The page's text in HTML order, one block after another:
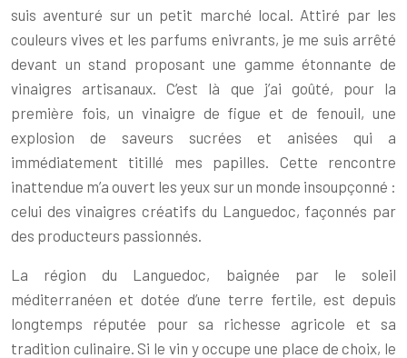
suis aventuré sur un petit marché local. Attiré par les
couleurs vives et les parfums enivrants, je me suis arrêté
devant un stand proposant une gamme étonnante de
vinaigres artisanaux. C’est là que j’ai goûté, pour la
première fois, un vinaigre de figue et de fenouil, une
explosion de saveurs sucrées et anisées qui a
immédiatement titillé mes papilles. Cette rencontre
inattendue m’a ouvert les yeux sur un monde insoupçonné :
celui des vinaigres créatifs du Languedoc, façonnés par
des producteurs passionnés.
La région du Languedoc, baignée par le soleil
méditerranéen et dotée d’une terre fertile, est depuis
longtemps réputée pour sa richesse agricole et sa
tradition culinaire. Si le vin y occupe une place de choix, le